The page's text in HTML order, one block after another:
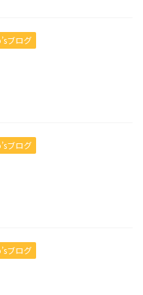
ブログ
ブログ
ブログ